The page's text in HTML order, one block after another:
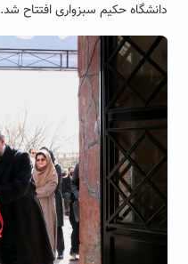
دانشگاه حکیم سبزواری افتتاح شد.